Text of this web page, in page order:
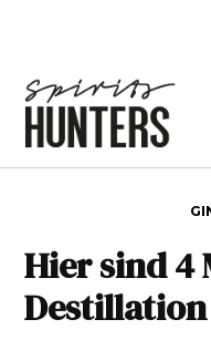
Hier sind 4